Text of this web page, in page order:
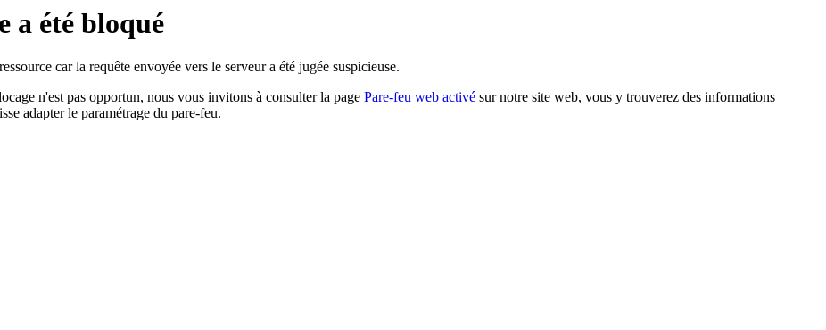
a été bloqué
car la requête envoyée vers le serveur a été jugée suspicieuse.
n'est pas opportun, nous vous invitons à consulter la page Pare-feu web activé sur notre site web, vous y trouverez des informations
adapter le paramétrage du pare-feu.